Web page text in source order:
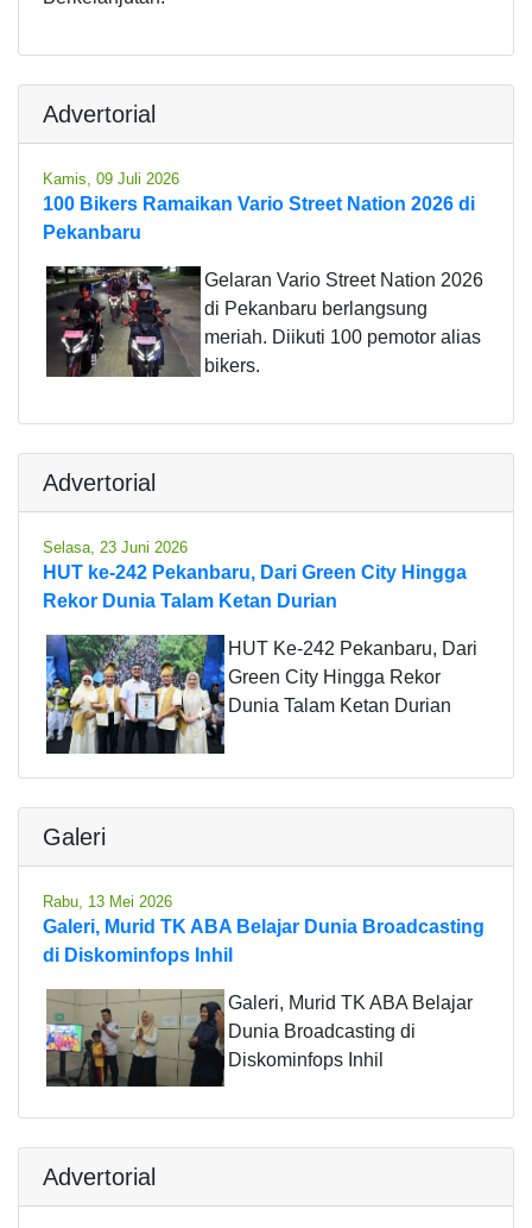
Advertorial
Kamis, 09 Juli 2026
100 Bikers Ramaikan Vario Street Nation 2026 di
Pekanbaru
Gelaran Vario Street Nation 2026
di Pekanbaru berlangsung
meriah. Diikuti 100 pemotor alias
bikers.
Advertorial
Selasa, 23 Juni 2026
HUT ke-242 Pekanbaru, Dari Green City Hingga
Rekor Dunia Talam Ketan Durian
HUT Ke-242 Pekanbaru, Dari
Green City Hingga Rekor
Dunia Talam Ketan Durian
Galeri
Rabu, 13 Mei 2026
Galeri, Murid TK ABA Belajar Dunia Broadcasting
di Diskominfops Inhil
Galeri, Murid TK ABA Belajar
Dunia Broadcasting di
Diskominfops Inhil
Advertorial